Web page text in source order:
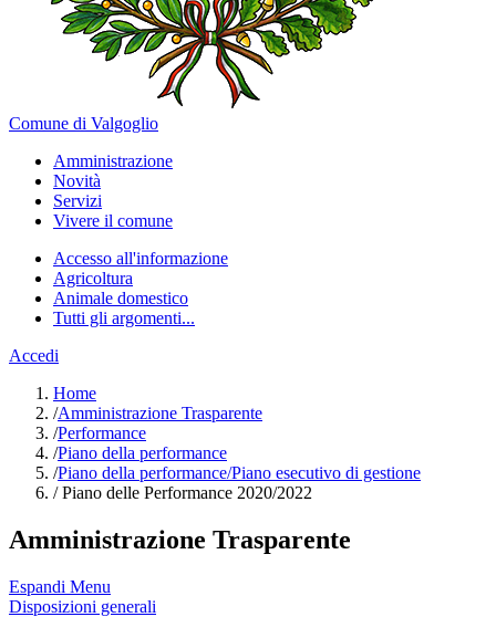
Comune di Valgoglio
Amministrazione
Novità
Servizi
Vivere il comune
Accesso all'informazione
Agricoltura
Animale domestico
Tutti gli argomenti...
Accedi
Home
/Amministrazione Trasparente
/Performance
/Piano della performance
/Piano della performance/Piano esecutivo di gestione
/Piano delle Performance 2020/2022
Amministrazione Trasparente
Espandi Menu
Disposizioni generali